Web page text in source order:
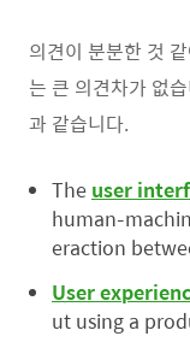
의견이 분분한 것
는 큰 의견차가 없
과 같습니다.
The user
eraction
User
ut using a